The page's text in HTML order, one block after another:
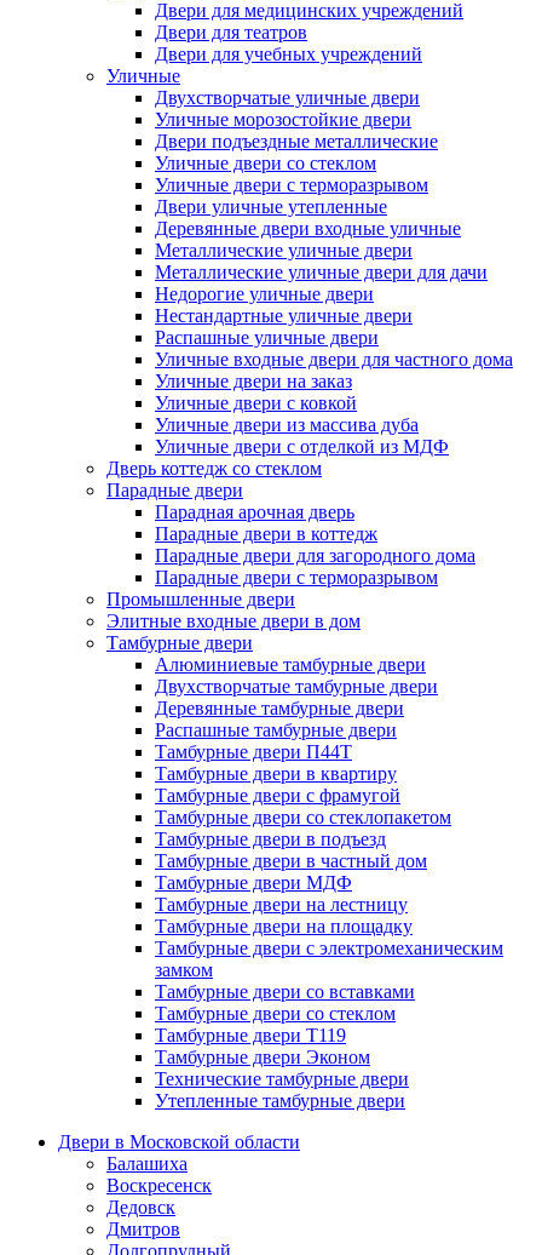
Двери для медицинских учреждений
Двери для театров
Двери для учебных учреждений
Уличные
Двухстворчатые уличные двери
Уличные морозостойкие двери
Двери подъездные металлические
Уличные двери со стеклом
Уличные двери с терморазрывом
Двери уличные утепленные
Деревянные двери входные уличные
Металлические уличные двери
Металлические уличные двери для дачи
Недорогие уличные двери
Нестандартные уличные двери
Распашные уличные двери
Уличные входные двери для частного дома
Уличные двери на заказ
Уличные двери с ковкой
Уличные двери из массива дуба
Уличные двери с отделкой из МДФ
Дверь коттедж со стеклом
Парадные двери
Парадная арочная дверь
Парадные двери в коттедж
Парадные двери для загородного дома
Парадные двери с терморазрывом
Промышленные двери
Элитные входные двери в дом
Тамбурные двери
Алюминиевые тамбурные двери
Двухстворчатые тамбурные двери
Деревянные тамбурные двери
Распашные тамбурные двери
Тамбурные двери П44Т
Тамбурные двери в квартиру
Тамбурные двери с фрамугой
Тамбурные двери со стеклопакетом
Тамбурные двери в подъезд
Тамбурные двери в частный дом
Тамбурные двери МДФ
Тамбурные двери на лестницу
Тамбурные двери на площадку
Тамбурные двери с электромеханическим
замком
Тамбурные двери со вставками
Тамбурные двери со стеклом
Тамбурные двери Т119
Тамбурные двери Эконом
Технические тамбурные двери
Утепленные тамбурные двери
Двери в Московской области
Балашиха
Воскресенск
Дедовск
Дмитров
Долгопрудный